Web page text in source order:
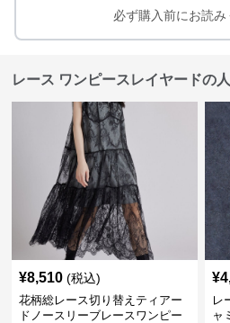
必ず購入前にお読み
レース ワンピースレイヤードの
¥8,510 (税込)
花柄総レース切り替えティアー
ドノースリーブレースワンピー
¥
レ
ャ